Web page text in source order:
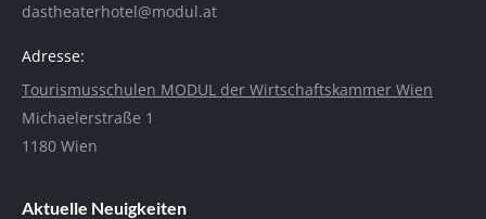
dastheaterhotel@modul.at
Adresse:
Tourismusschulen MODUL der Wirtschaftskammer Wien
Michaelerstraße 1
1180 Wien
Aktuelle Neuigkeiten